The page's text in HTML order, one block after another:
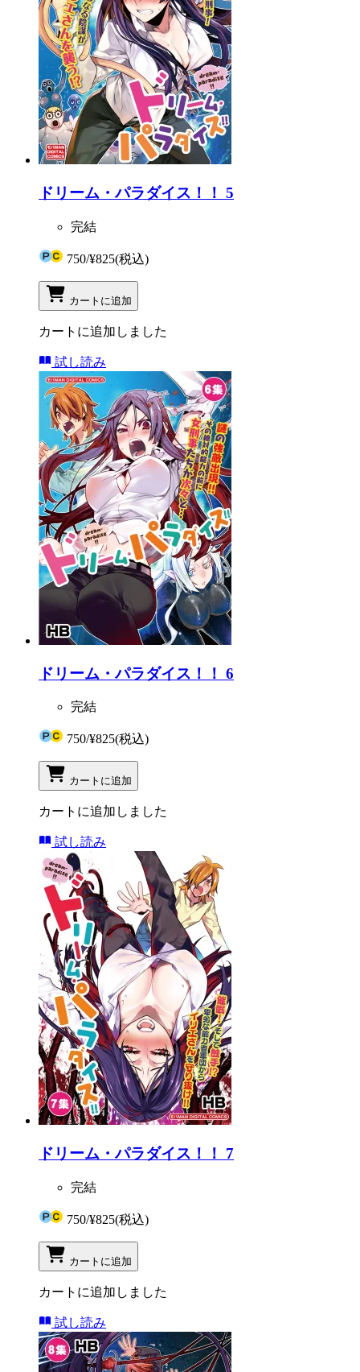
ドリーム・パラダイス！！ 5
完結
750/¥825(税込)
カートに追加
カートに追加しました
試し読み
ドリーム・パラダイス！！ 6
完結
750/¥825(税込)
カートに追加
カートに追加しました
試し読み
ドリーム・パラダイス！！ 7
完結
750/¥825(税込)
カートに追加
カートに追加しました
試し読み